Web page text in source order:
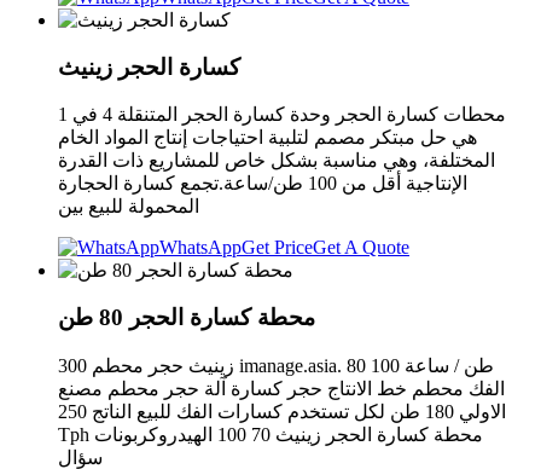
كسارة الحجر زينيث
محطات كسارة الحجر وحدة كسارة الحجر المتنقلة 4 في 1
هي حل مبتكر مصمم لتلبية احتياجات إنتاج المواد الخام
المختلفة، وهي مناسبة بشكل خاص للمشاريع ذات القدرة
الإنتاجية أقل من 100 طن/ساعة.تجمع كسارة الحجارة
المحمولة للبيع بين
WhatsAppGet PriceGet A Quote
محطة كسارة الحجر 80 طن
زينيث حجر محطم 300 imanage.asia. 80 100 طن / ساعة
الفك محطم خط الانتاج حجر كسارة آلة حجر محطم مصنع
الاولي 180 طن لكل تستخدم كسارات الفك للبيع الناتج 250
Tph محطة كسارة الحجر زينيث 70 100 الهيدروكربونات
سؤال